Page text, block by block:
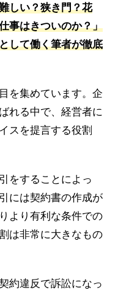
しい？狭き門？花
事はきついのか？」
して働く筆者が徹底
を集めています。企
れる中で、経営者に
スを提言する役割
をすることによっ
には契約書の作成が
より有利な条件での
は非常に大きなもの
約違反で訴訟になっ